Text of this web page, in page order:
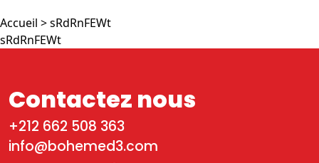
Accueil > sRdRnFEWt
sRdRnFEWt
Contactez nous
+212 662 508 363
info@bohemed3.com